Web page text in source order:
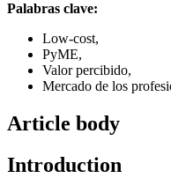
Palabras clave:
Low-cost,
PyME,
Valor percibido,
Mercado de los
Article body
Introduction